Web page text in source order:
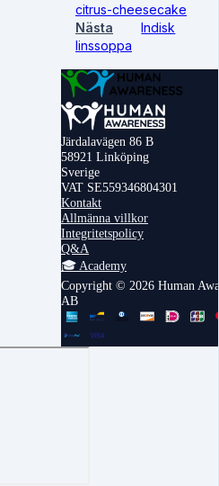
citrus-cheesecake
Nästa
Indisk
linssoppa
Järdalavägen 86 B
58921 Linköping
Sverige
VAT SE559346804301
Kontakt
Allmänna villkor
Integritetspolicy
Q&A
🎓 Academy
Copyright © 2026 Human
AB